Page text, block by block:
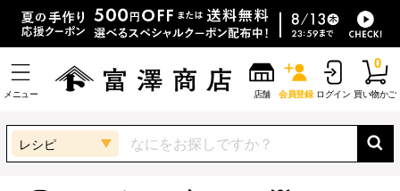
メニュー 店舗 会員登録 ログイン 買い物かご
0
レシピ